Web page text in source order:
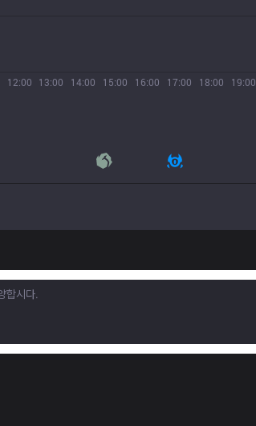
12:00 13:00 14:00 15:00 16:00 17:00 18:00 19:00